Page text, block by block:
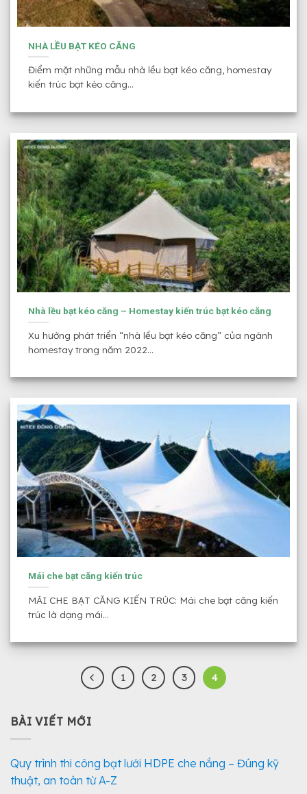
BÀI VIẾT MỚI
Quy trình thi công bạt lưới HDPE che nắng – Đúng kỹ
thuật, an toàn từ A-Z
NHÀ LỀU BẠT KÉO CĂNG
Điểm mặt những mẫu nhà lều bạt kéo căng, homestay
kiến trúc bạt kéo căng...
Nhà lều bạt kéo căng – Homestay kiến trúc bạt kéo căng
Xu hướng phát triển “nhà lều bạt kéo căng” của ngành
homestay trong năm 2022...
Mái che bạt căng kiến trúc
MÁI CHE BẠT CĂNG KIẾN TRÚC: Mái che bạt căng kiến
trúc là dạng mái...
1 2 3 4